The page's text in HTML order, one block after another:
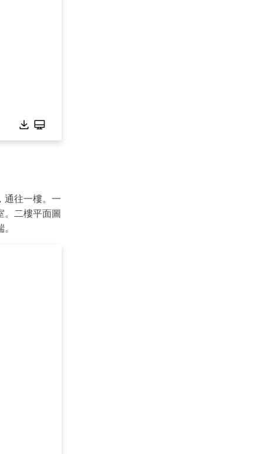
通往一樓。一
。二樓平面圖